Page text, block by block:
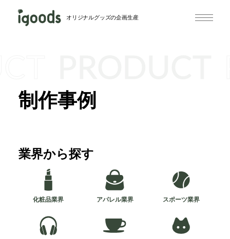
オリジナルグッズの企画生産
制作事例
業界から探す
化粧品業界 アパレル業界 スポーツ業界